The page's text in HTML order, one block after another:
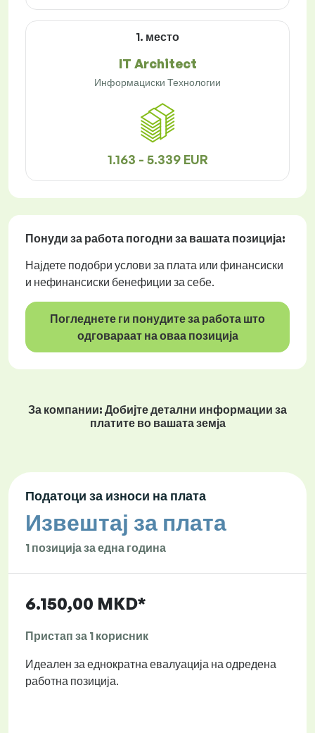
1. место
IT Architect
Информациски Технологии
1.163 - 5.339 EUR
Понуди за работа погодни за вашата позиција:
Најдете подобри услови за плата или финансиски
и нефинансиски бенефиции за себе.
Погледнете ги понудите за работа што
одговараат на оваа позиција
За компании: Добијте детални информации за
платите во вашата земја
Податоци за износи на плата
Извештај за плата
1 позиција за една година
6.150,00 MKD*
Пристап за 1 корисник
Идеален за еднократна евалуација на одредена
работна позиција.